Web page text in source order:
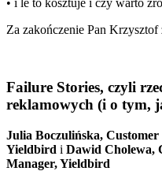
• i le to kosztuje i czy warto
Za zakończenie Pan Krzysztof
Failure Stories, czyli
reklamowych (i o tym,
Julia Boczulińska,
Yieldbird i Dawid Cholewa,
Manager, Yieldbird